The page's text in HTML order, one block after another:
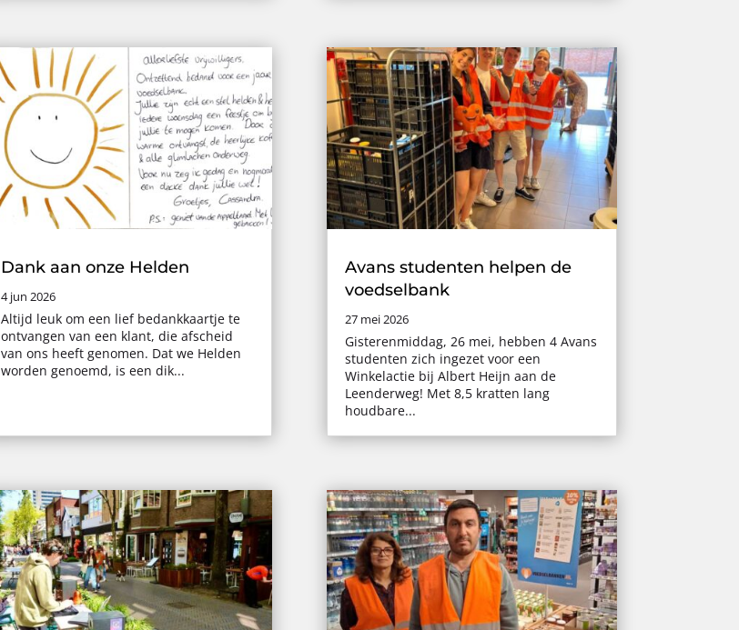
Dank aan onze Helden
4 jun 2026
Altijd leuk om een lief bedankkaartje te
ontvangen van een klant, die afscheid
van ons heeft genomen. Dat we Helden
worden genoemd, is een dik...
Avans studenten helpen de
voedselbank
27 mei 2026
Gisterenmiddag, 26 mei, hebben 4 Avans
studenten zich ingezet voor een
Winkelactie bij Albert Heijn aan de
Leenderweg! Met 8,5 kratten lang
houdbare...